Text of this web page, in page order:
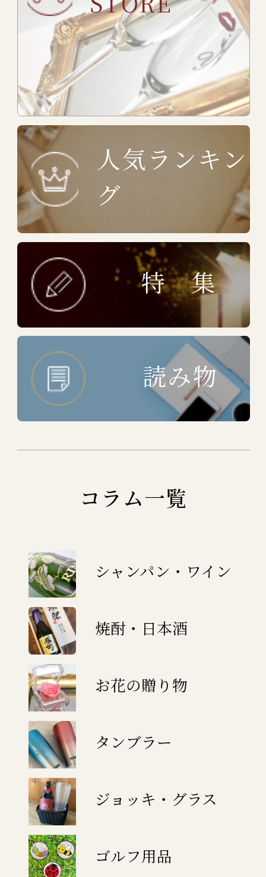
人気ランキン
グ
特 集
読み物
コラム一覧
シャンパン・ワイン
焼酎・日本酒
お花の贈り物
タンブラー
ジョッキ・グラス
ゴルフ用品